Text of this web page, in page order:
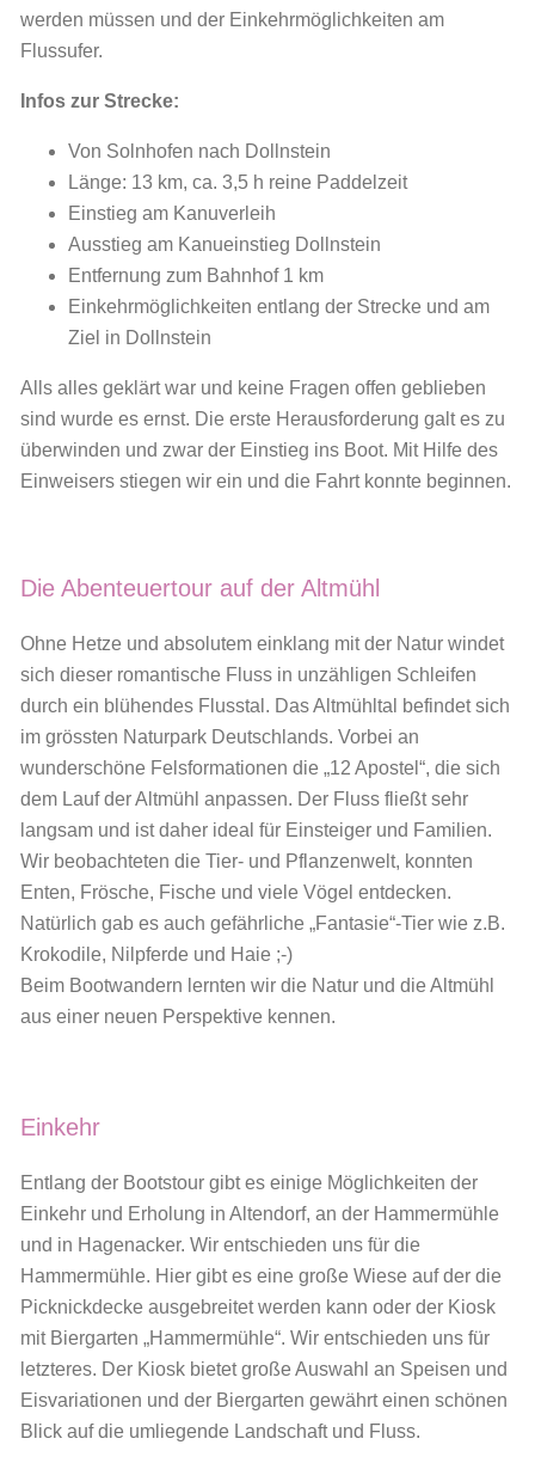
werden müssen und der Einkehrmöglichkeiten am
Flussufer.
Infos zur Strecke:
Von Solnhofen nach Dollnstein
Länge: 13 km, ca. 3,5 h reine Paddelzeit
Einstieg am Kanuverleih
Ausstieg am Kanueinstieg Dollnstein
Entfernung zum Bahnhof 1 km
Einkehrmöglichkeiten entlang der Strecke und am
Ziel in Dollnstein
Alls alles geklärt war und keine Fragen offen geblieben
sind wurde es ernst. Die erste Herausforderung galt es zu
überwinden und zwar der Einstieg ins Boot. Mit Hilfe des
Einweisers stiegen wir ein und die Fahrt konnte beginnen.
Die Abenteuertour auf der Altmühl
Ohne Hetze und absolutem einklang mit der Natur windet
sich dieser romantische Fluss in unzähligen Schleifen
durch ein blühendes Flusstal. Das Altmühltal befindet sich
im grössten Naturpark Deutschlands. Vorbei an
wunderschöne Felsformationen die „12 Apostel“, die sich
dem Lauf der Altmühl anpassen. Der Fluss fließt sehr
langsam und ist daher ideal für Einsteiger und Familien.
Wir beobachteten die Tier- und Pflanzenwelt, konnten
Enten, Frösche, Fische und viele Vögel entdecken.
Natürlich gab es auch gefährliche „Fantasie“-Tier wie z.B.
Krokodile, Nilpferde und Haie ;-)
Beim Bootwandern lernten wir die Natur und die Altmühl
aus einer neuen Perspektive kennen.
Einkehr
Entlang der Bootstour gibt es einige Möglichkeiten der
Einkehr und Erholung in Altendorf, an der Hammermühle
und in Hagenacker. Wir entschieden uns für die
Hammermühle. Hier gibt es eine große Wiese auf der die
Picknickdecke ausgebreitet werden kann oder der Kiosk
mit Biergarten „Hammermühle“. Wir entschieden uns für
letzteres. Der Kiosk bietet große Auswahl an Speisen und
Eisvariationen und der Biergarten gewährt einen schönen
Blick auf die umliegende Landschaft und Fluss.